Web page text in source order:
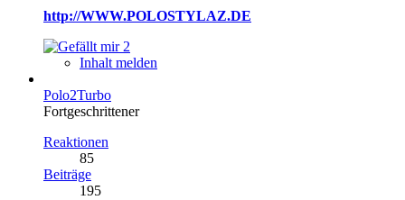
http://WWW.POLOSTYLAZ.DE
2
Inhalt melden
Polo2Turbo
Fortgeschrittener
Reaktionen
85
Beiträge
195